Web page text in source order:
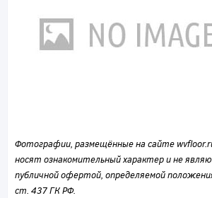
Фотографии, размещённые на сайте
носят ознакомительный характер и не
публичной офертой, определяемой
ст. 437 ГК РФ.